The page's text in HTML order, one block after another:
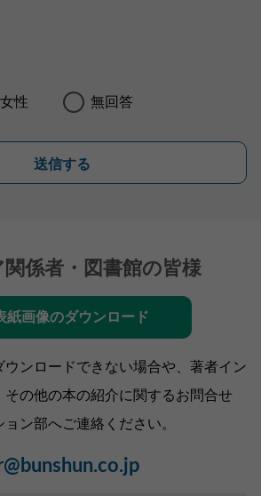
女性 無回答
送信する
関係者・図書館の皆様
紙画像のダウンロード
ウンロードできない場合や、著者イン
その他の本の紹介に関するお問合せ
ン部へご連絡ください。